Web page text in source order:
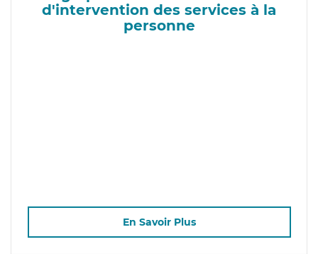
d'intervention des services à la
personne
En Savoir Plus